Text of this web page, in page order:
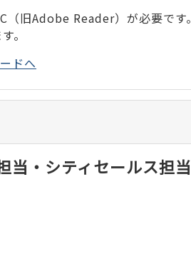
旧Adobe Reader）が必要です。
。
ドへ
・シティセールス担当